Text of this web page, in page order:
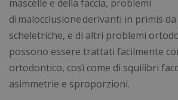
mascelle e della faccia, problemi
di malocclusionederivanti in primis
scheletriche, e di altri problemi
possono essere trattati facilmente
ortodontico, così come di squilibri
asimmetrie e sproporzioni.